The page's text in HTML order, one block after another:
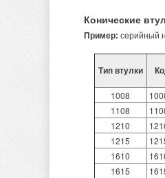
Конические
Пример: серийный
Тип втулки
1008
1108
1210
1215
1610
1615